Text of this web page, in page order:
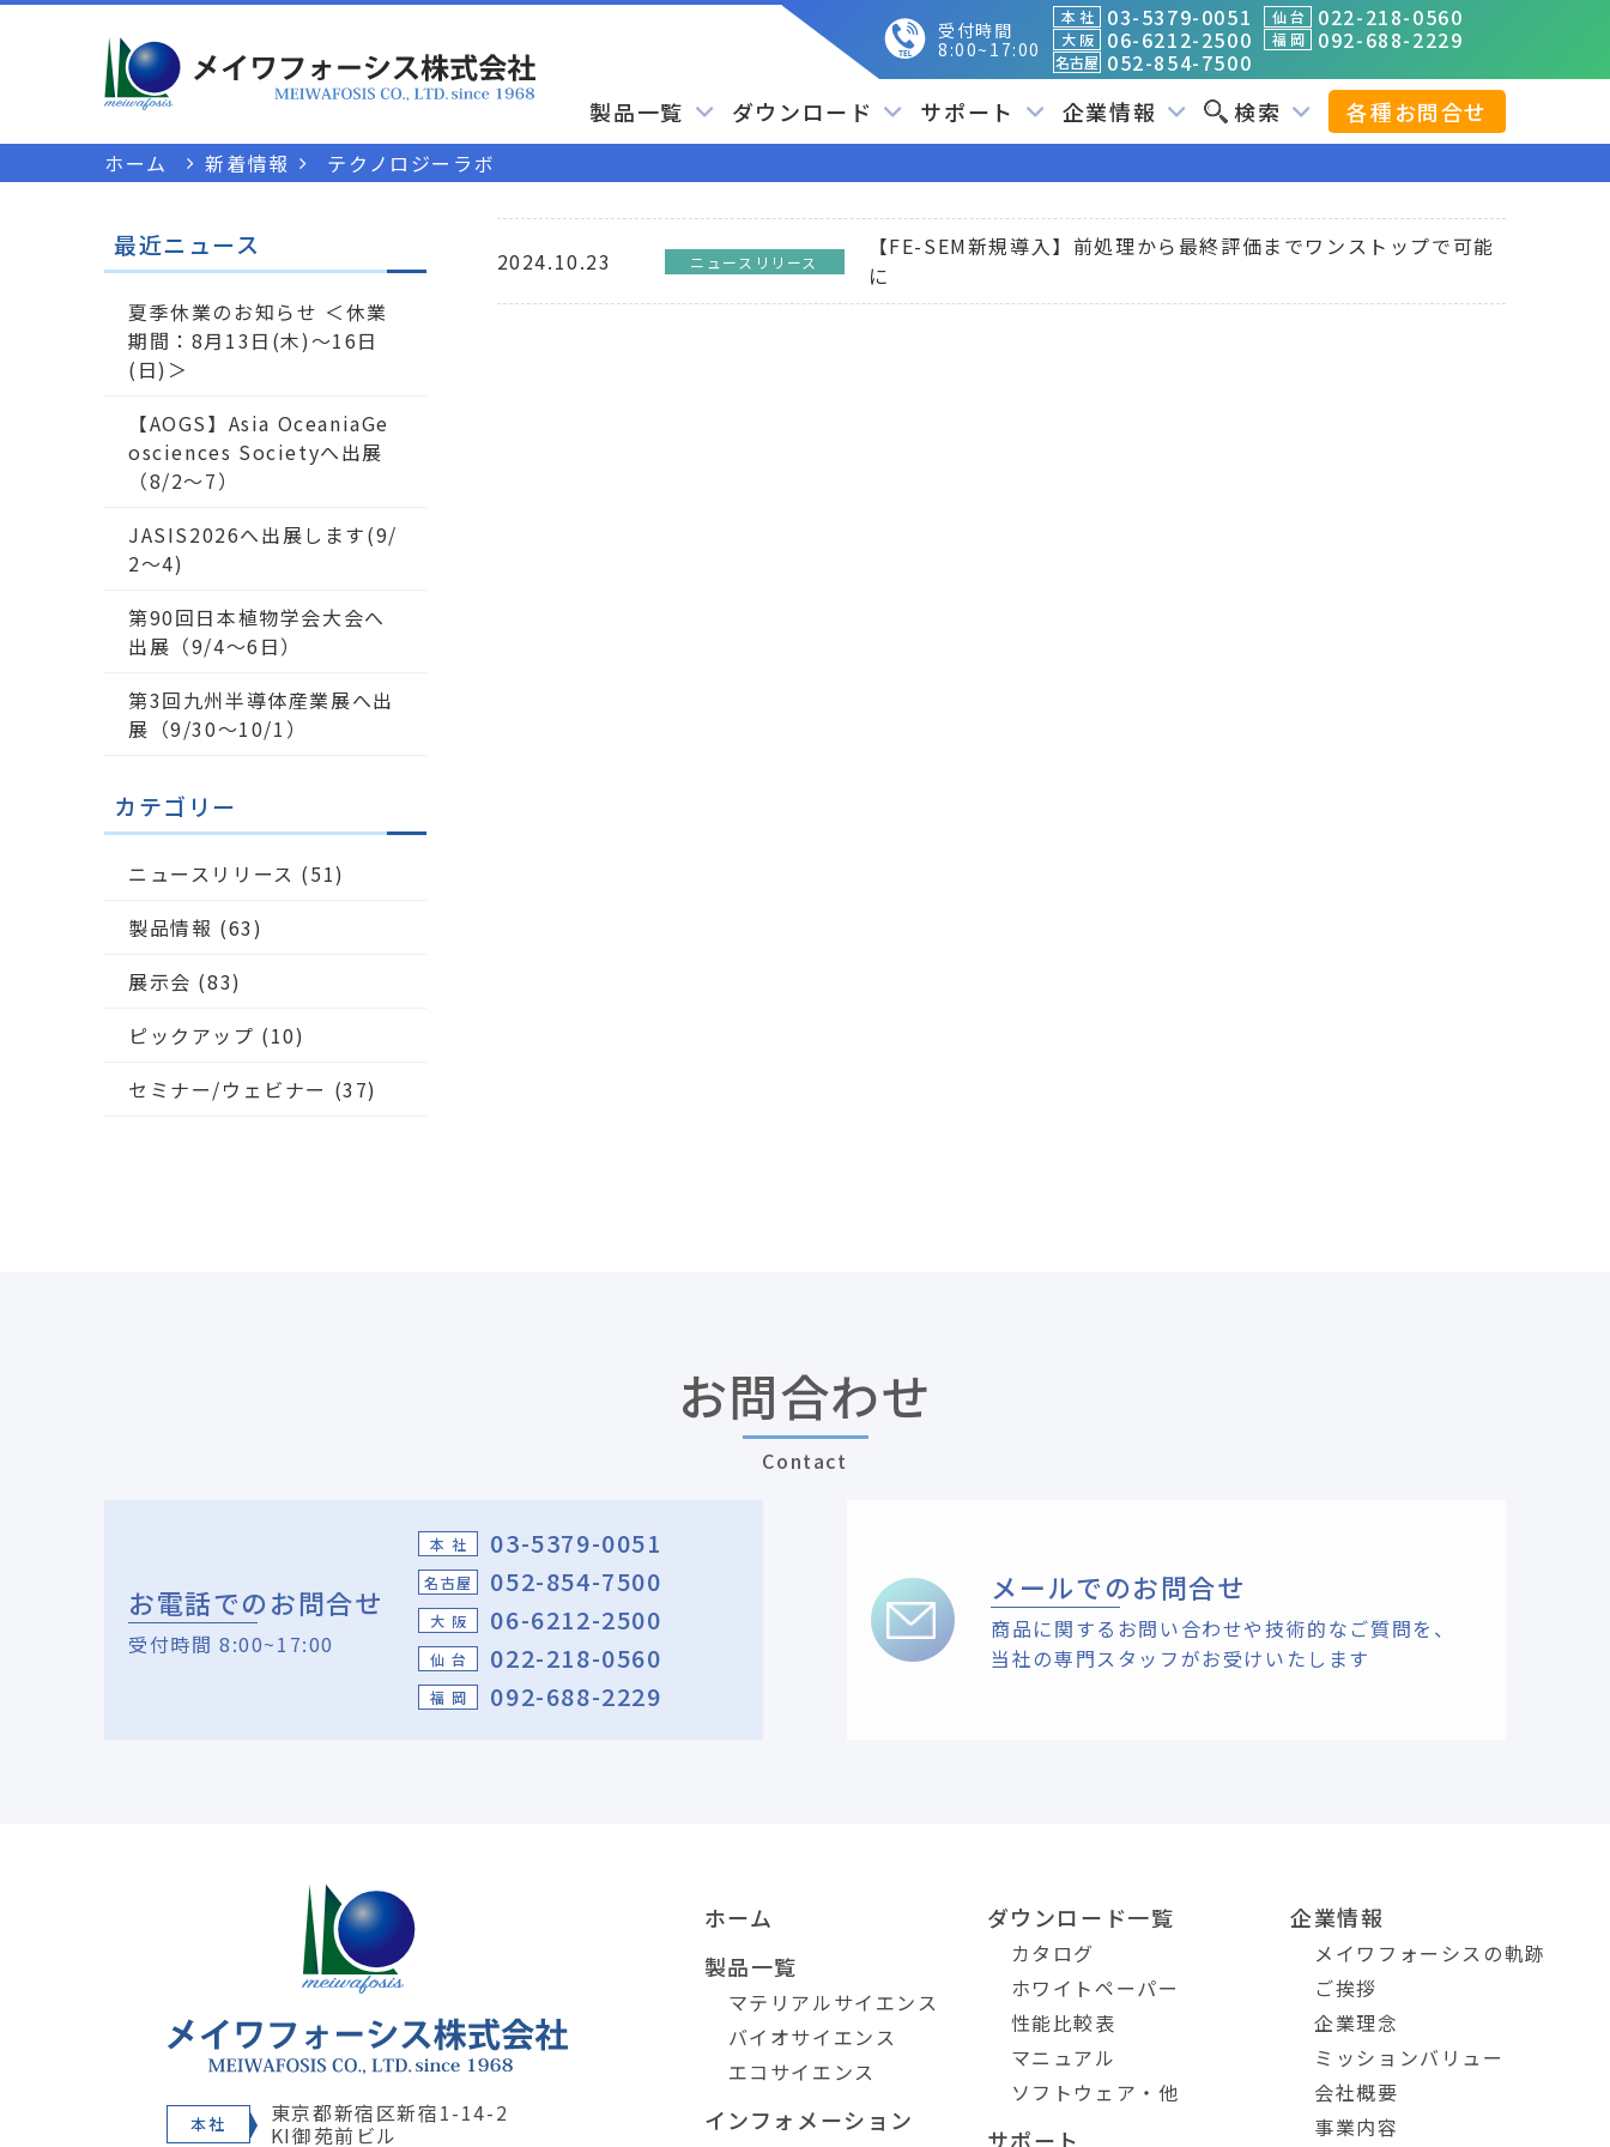
受付時間
8:00~17:00
本 社 03-5379-0051 仙 台 022-218-0560
大 阪 06-6212-2500 福 岡 092-688-2229
名古屋 052-854-7500
製品一覧 ダウンロード サポート 企業情報 検索 各種お問合せ
ホーム 新着情報 テクノロジーラボ
最近ニュース
夏季休業のお知らせ ＜休業
期間：8月13日(木)～16日
(日)＞
【AOGS】Asia OceaniaGe
osciences Societyへ出展
（8/2～7）
JASIS2026へ出展します(9/
2～4)
第90回日本植物学会大会へ
出展（9/4〜6日）
第3回九州半導体産業展へ出
展（9/30～10/1）
カテゴリー
ニュースリリース (51)
製品情報 (63)
展示会 (83)
ピックアップ (10)
セミナー/ウェビナー (37)
2024.10.23 ニュースリリース
【FE-SEM新規導入】前処理から最終評価までワンストップで可能
に
お問合わせ
Contact
お電話でのお問合せ
受付時間 8:00~17:00
本 社 03-5379-0051
名古屋 052-854-7500
大 阪 06-6212-2500
仙 台 022-218-0560
福 岡 092-688-2229
メールでのお問合せ
商品に関するお問い合わせや技術的なご質問を、
当社の専門スタッフがお受けいたします
本社 東京都新宿区新宿1-14-2
KI御苑前ビル
ホーム
製品一覧
マテリアルサイエンス
バイオサイエンス
エコサイエンス
インフォメーション
ダウンロード一覧
カタログ
ホワイトペーパー
性能比較表
マニュアル
ソフトウェア・他
サポート
企業情報
メイワフォーシスの軌跡
ご挨拶
企業理念
ミッションバリュー
会社概要
事業内容